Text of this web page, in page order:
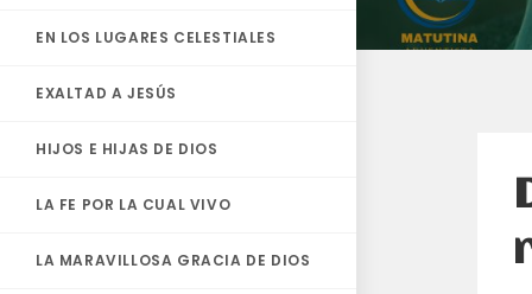
EN LOS LUGARES CELESTIALES
EXALTAD A JESÚS
HIJOS E HIJAS DE DIOS
LA FE POR LA CUAL VIVO
LA MARAVILLOSA GRACIA DE DIOS